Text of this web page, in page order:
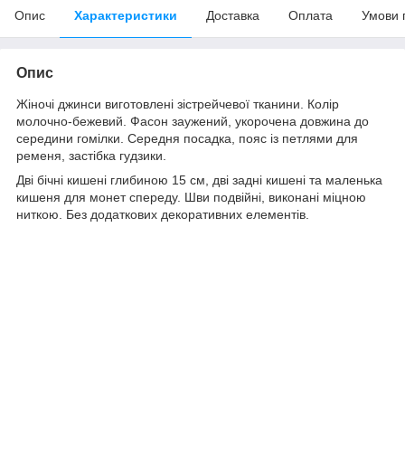
Опис Характеристики Доставка Оплата Умови
Опис
Жіночі джинси виготовлені зістрейчевої тканини. Колір
молочно-бежевий. Фасон заужений, укорочена довжина до
середини гомілки. Середня посадка, пояс із петлями для
ременя, застібка гудзики.
Дві бічні кишені глибиною 15 см, дві задні кишені та маленька
кишеня для монет спереду. Шви подвійні, виконані міцною
ниткою. Без додаткових декоративних елементів.